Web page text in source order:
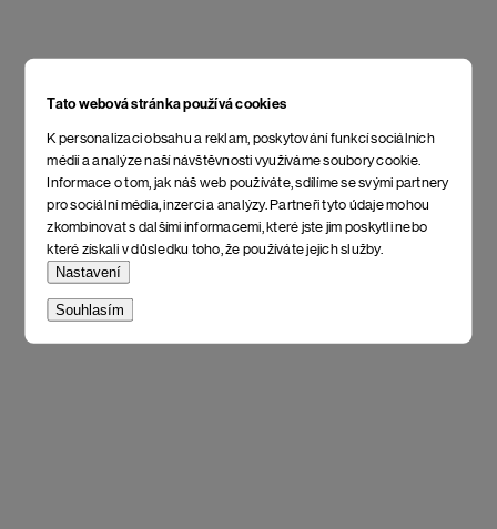
Tato webová stránka používá cookies
K personalizaci obsahu a reklam, poskytování funkcí sociálních
médií a analýze naší návštěvnosti využíváme soubory cookie.
Informace o tom, jak náš web používáte, sdílíme se svými partnery
pro sociální média, inzerci a analýzy. Partneři tyto údaje mohou
zkombinovat s dalšími informacemi, které jste jim poskytli nebo
které získali v důsledku toho, že používáte jejich služby.
Nastavení
Souhlasím